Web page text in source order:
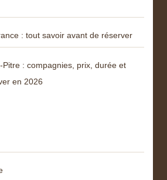
: tout savoir avant de réserver
Pitre : compagnies, prix, durée et
en 2026